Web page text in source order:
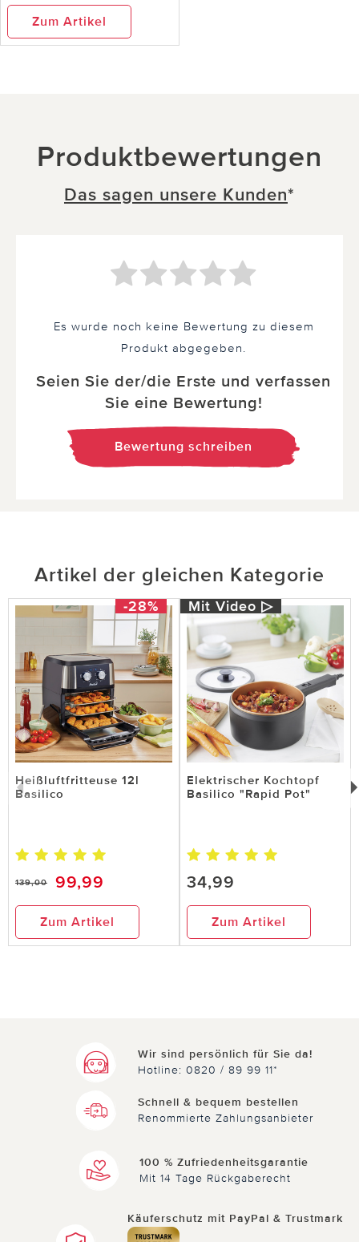
Zum Artikel
Produktbewertungen
Das sagen unsere Kunden*
Es wurde noch keine Bewertung zu diesem
Produkt abgegeben.
Seien Sie der/die Erste und verfassen
Sie eine Bewertung!
Bewertung schreiben
Artikel der gleichen Kategorie
-28%
Heißluftfritteuse 12l
Basilico
139,00 99,99
Zum Artikel
Mit Video ▷
Elektrischer Kochtopf
Basilico "Rapid Pot"
34,99
Zum Artikel
Wir sind persönlich für Sie da!
Hotline: 0820 / 89 99 11*
Schnell & bequem bestellen
Renommierte Zahlungsanbieter
100 % Zufriedenheitsgarantie
Mit 14 Tage Rückgaberecht
Käuferschutz mit PayPal & Trustmark